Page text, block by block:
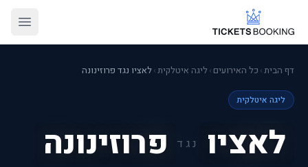
דף הבית› כל האירועים ›ליגה איטלקית›לאציו נגד פרוזינונה
ליגה איטלקית
לאציו נגד פרוזינונה